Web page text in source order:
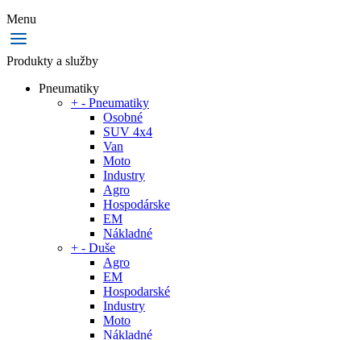
Menu
Produkty a služby
Pneumatiky
+ - Pneumatiky
Osobné
SUV 4x4
Van
Moto
Industry
Agro
Hospodárske
EM
Nákladné
+ - Duše
Agro
EM
Hospodarské
Industry
Moto
Nákladné